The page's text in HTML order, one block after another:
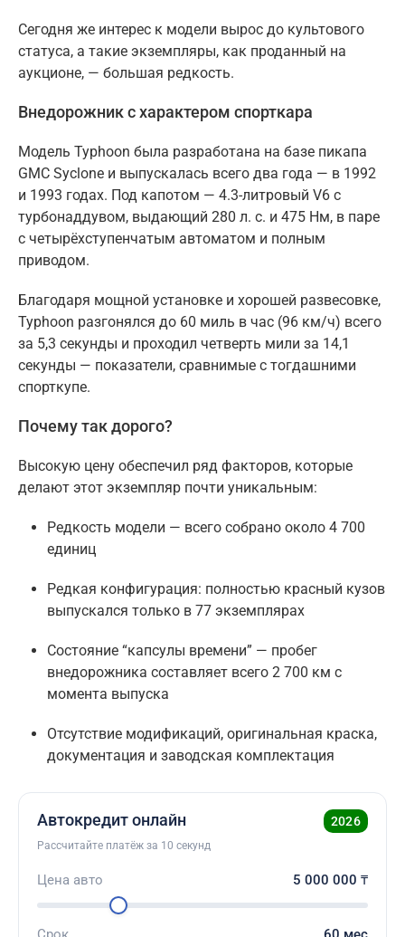
Сегодня же интерес к модели вырос до культового
статуса, а такие экземпляры, как проданный на
аукционе, — большая редкость.
Внедорожник с характером спорткара
Модель Typhoon была разработана на базе пикапа
GMC Syclone и выпускалась всего два года — в 1992
и 1993 годах. Под капотом — 4.3-литровый V6 с
турбонаддувом, выдающий 280 л. с. и 475 Нм, в паре
с четырёхступенчатым автоматом и полным
приводом.
Благодаря мощной установке и хорошей развесовке,
Typhoon разгонялся до 60 миль в час (96 км/ч) всего
за 5,3 секунды и проходил четверть мили за 14,1
секунды — показатели, сравнимые с тогдашними
спорткупе.
Почему так дорого?
Высокую цену обеспечил ряд факторов, которые
делают этот экземпляр почти уникальным:
Редкость модели — всего собрано около 4 700
единиц
Редкая конфигурация: полностью красный кузов
выпускался только в 77 экземплярах
Состояние “капсулы времени” — пробег
внедорожника составляет всего 2 700 км с
момента выпуска
Отсутствие модификаций, оригинальная краска,
документация и заводская комплектация
Автокредит онлайн 2026
Рассчитайте платёж за 10 секунд
Цена авто 5 000 000 ₸